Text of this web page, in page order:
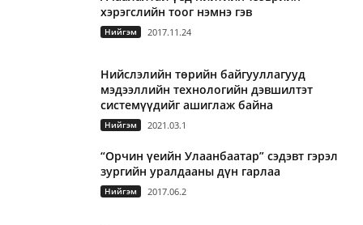
хэрэгслийн тоог нэмнэ гэв
Нийгэм 2017.11.24
Нийслэлийн төрийн байгууллагууд
мэдээллийн технологийн дэвшилтэт
системүүдийг ашиглаж байна
Нийгэм 2021.03.1
“Орчин үеийн Улаанбаатар” сэдэвт гэрэл
зургийн уралдааны дүн гарлаа
Нийгэм 2017.06.2